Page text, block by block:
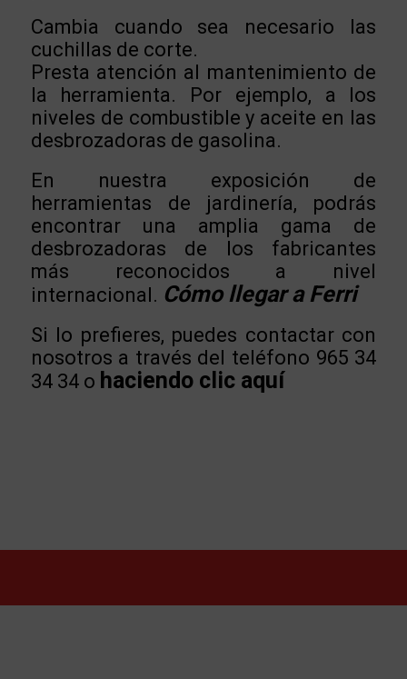
Cambia cuando sea necesario las
cuchillas de corte.
Presta atención al mantenimiento de
la herramienta. Por ejemplo, a los
niveles de combustible y aceite en las
desbrozadoras de gasolina.
En nuestra exposición de
herramientas de jardinería, podrás
encontrar una amplia gama de
desbrozadoras de los fabricantes
más reconocidos a nivel
internacional. Cómo llegar a Ferri
Si lo prefieres, puedes contactar con
nosotros a través del teléfono 965 34
34 34 o haciendo clic aquí